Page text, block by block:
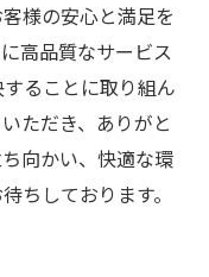
様の安心と満足を
高品質なサービス
ることに取り組ん
ただき、ありがと
向かい、快適な環
ちしております。